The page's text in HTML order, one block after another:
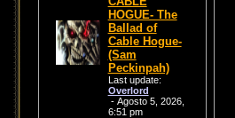
HOGUE- The
Ballad of
Cable Hogue-
(Sam
Peckinpah)
Last update:
Overlord
- Agosto 5, 2026,
6:51 pm